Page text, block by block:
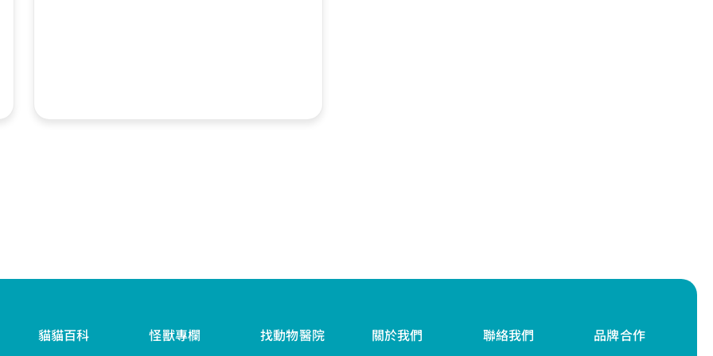
貓貓百科 怪獸專欄 找動物醫院 關於我們 聯絡我們 品牌合作